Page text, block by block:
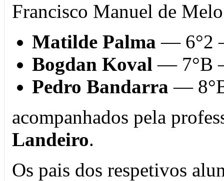
Francisco Manuel de
Matilde Palma — 6°2
Bogdan Koval — 7°B
Pedro Bandarra —
acompanhados pela
Landeiro.
Os pais dos respetivos